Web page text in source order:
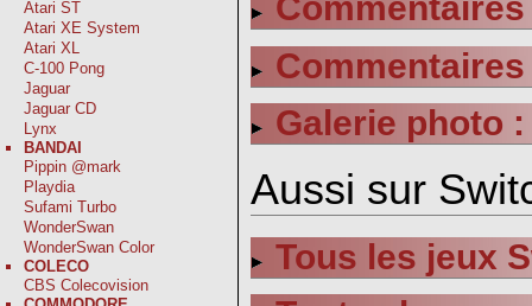
Atari ST
Atari XE System
Atari XL
C-100 Pong
Jaguar
Jaguar CD
Lynx
BANDAI
Pippin @mark
Playdia
Sufami Turbo
WonderSwan
WonderSwan Color
COLECO
CBS Colecovision
Galerie photo :
Aussi sur
Tous les jeux